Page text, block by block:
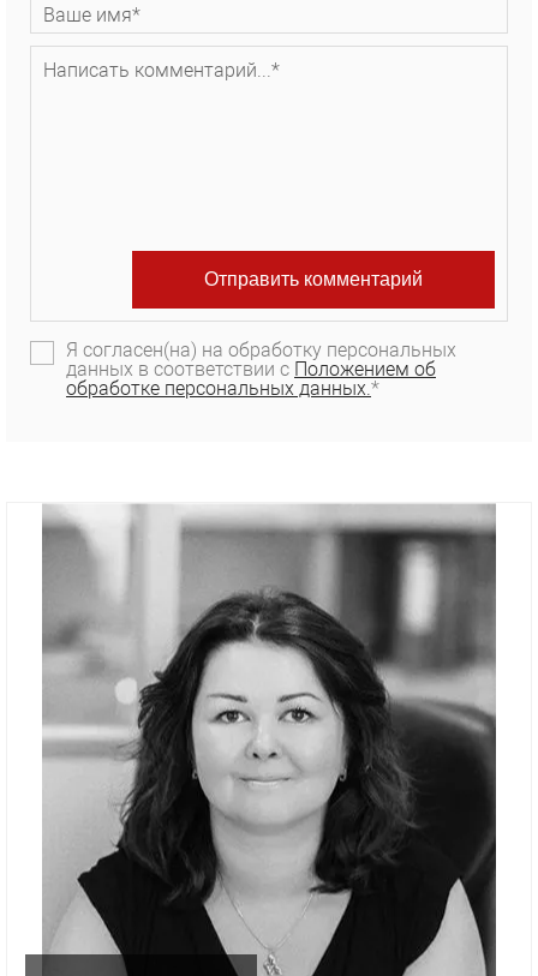
Я согласен(на) на обработку персональных
данных в соответствии с Положением об
обработке персональных данных.*